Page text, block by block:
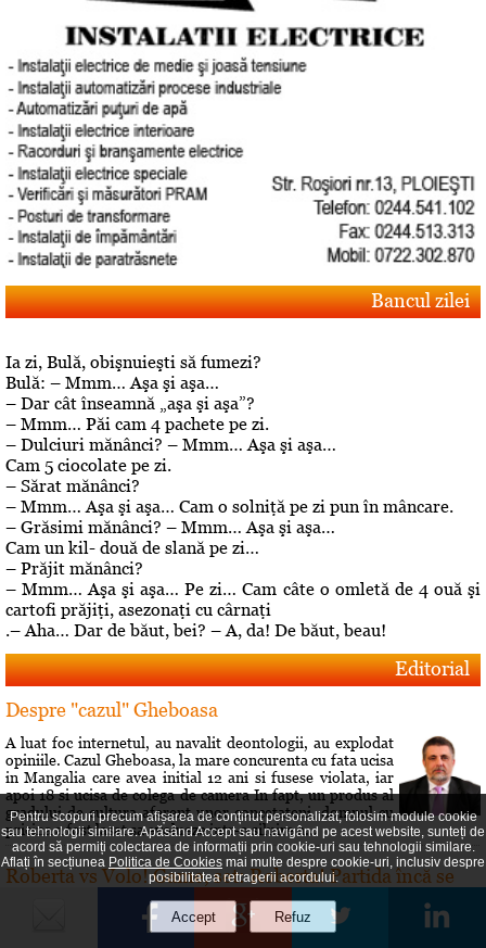
Bancul zilei
Ia zi, Bulă, obişnuieşti să fumezi?
Bulă: – Mmm… Aşa şi aşa…
– Dar cât înseamnă „aşa şi aşa”?
– Mmm… Păi cam 4 pachete pe zi.
– Dulciuri mănânci? – Mmm… Aşa şi aşa…
Cam 5 ciocolate pe zi.
– Sărat mănânci?
– Mmm… Aşa şi aşa… Cam o solniţă pe zi pun în mâncare.
– Grăsimi mănânci? – Mmm… Aşa şi aşa…
Cam un kil- două de slană pe zi…
– Prăjit mănânci?
– Mmm… Aşa şi aşa… Pe zi… Cam câte o omletă de 4 ouă şi
cartofi prăjiţi, asezonaţi cu cârnaţi
.– Aha… Dar de băut, bei? – A, da! De băut, beau!
Editorial
Despre "cazul" Gheboasa
A luat foc internetul, au navalit deontologii, au explodat
opiniile. Cazul Gheboasa, la mare concurenta cu fata ucisa
in Mangalia care avea initial 12 ani si fusese violata, iar
apoi 18 si ucisa de colega de camera In fapt, un produs al
gradului de cultura aferent unor concetateni, domnul cu
pricina a fost lasat sa evolueze intr-o siluire a...
Roberta vs Volo! Game, set: Roberta! Partida încă se
Conflictele dintre Roberta Anastase şi Andrei Volosevici
Pentru scopuri precum afișarea de conținut personalizat, folosim module cookie
sau tehnologii similare. Apăsând Accept sau navigând pe acest website, sunteți de
acord să permiți colectarea de informații prin cookie-uri sau tehnologii similare.
Aflați în secțiunea Politica de Cookies mai multe despre cookie-uri, inclusiv despre
posibilitatea retragerii acordului.